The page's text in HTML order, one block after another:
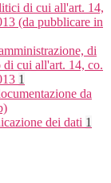
di cui all'art. 14,
(da pubblicare in
di
cui all'art. 14, co.
1
da
dei dati 1